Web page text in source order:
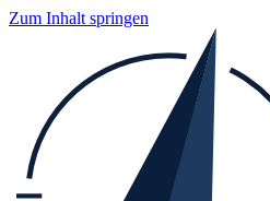
Zum Inhalt springen